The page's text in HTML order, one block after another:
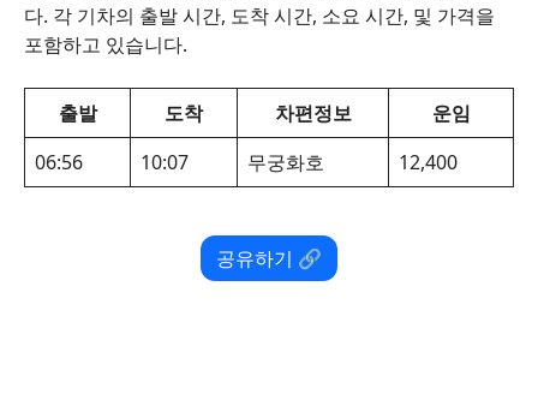
다. 각 기차의 출발 시간, 도착 시간, 소요 시간, 및 가격을
포함하고 있습니다.
출발 도착 차편정보
운임
06:56
10:07 무궁화호 12,400
공유하기 🔗